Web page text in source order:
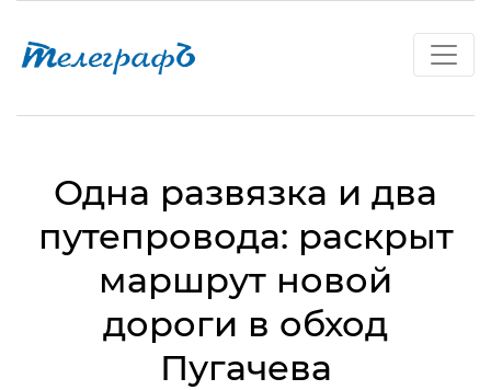
Одна развязка и два
путепровода: раскрыт
маршрут новой
дороги в обход
Пугачева